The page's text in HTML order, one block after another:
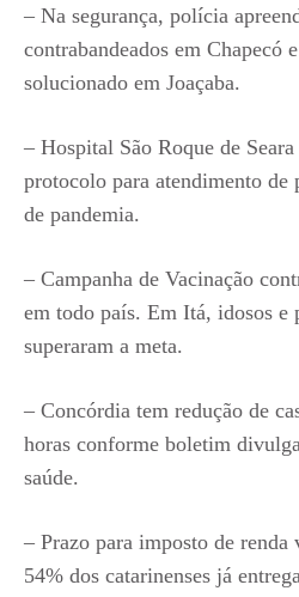
– Na segurança, polícia
contrabandeados em Chapecó
solucionado em Joaçaba.
– Hospital São Roque de
protocolo para atendimento de
de pandemia.
– Campanha de Vacinação
em todo país. Em Itá, idosos e
superaram a meta.
– Concórdia tem redução de
horas conforme boletim
saúde.
– Prazo para imposto de renda
54% dos catarinenses já